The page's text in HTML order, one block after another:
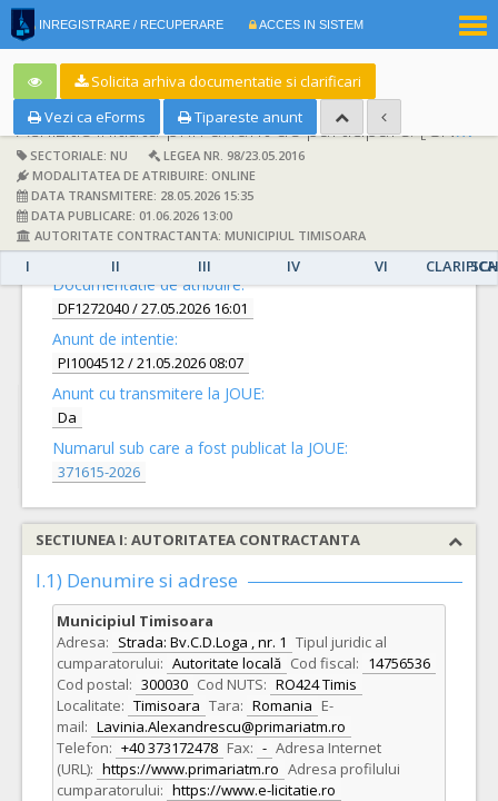
INREGISTRARE / RECUPERARE ACCES IN SISTEM
Solicita arhiva documentatie si clarificari
Vezi ca eForms
Tipareste anunt
Achizitie initiata prin anunt de participare:[CN1093038] -
SECTORIALE: NU
LEGEA NR. 98/23.05.2016
MODALITATEA DE ATRIBUIRE: ONLINE
DATA TRANSMITERE: 28.05.2026 15:35
DATA PUBLICARE: 01.06.2026 13:00
AUTORITATE CONTRACTANTA: MUNICIPIUL TIMISOARA
I II III IV VI
DETALII
Documentatie de atribuire:
DF1272040/ 27.05.2026 16:01
Anunt de intentie:
PI1004512/ 21.05.2026 08:07
Anunt cu transmitere la JOUE:
Da
Numarul sub care a fost publicat la JOUE:
371615-2026
SECTIUNEA I: AUTORITATEA CONTRACTANTA
I.1) Denumire si adrese
Municipiul Timisoara
Adresa: Strada: Bv.C.D.Loga , nr. 1 Tipul juridic al
cumparatorului: Autoritate locală Cod fiscal: 14756536
Cod postal: 300030 Cod NUTS: RO424 Timis
Localitate: Timisoara Tara: Romania E-
mail: Lavinia.Alexandrescu@primariatm.ro
Telefon: +40 373172478 Fax: - Adresa Internet
(URL): https://www.primariatm.ro Adresa profilului
cumparatorului: https://www.e-licitatie.ro